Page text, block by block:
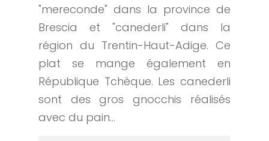
"mereconde" dans la province de
Brescia et "canederli" dans la
région du Trentin-Haut-Adige. Ce
plat se mange également en
République Tchèque. Les canederli
sont des gros gnocchis réalisés
avec du pain...